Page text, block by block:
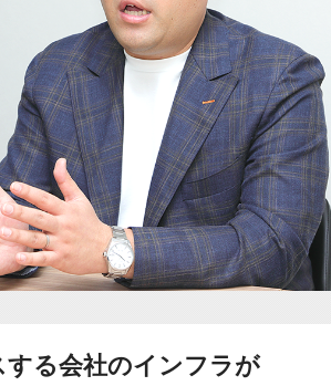
る会社のインフラが